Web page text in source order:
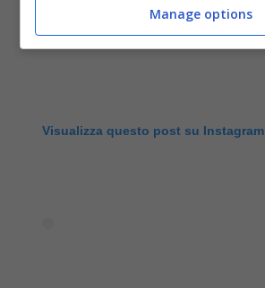
Visualizza questo post su Instagram
Manage options